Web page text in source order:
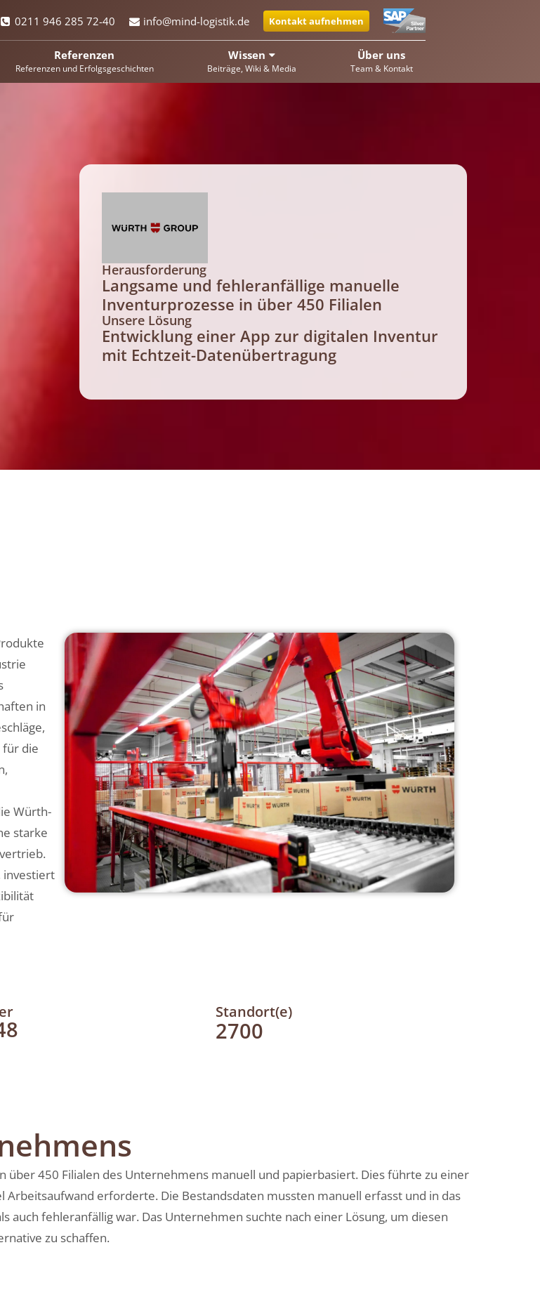
0211 946 285 72-40 info@mind-logistik.de Kontakt aufnehmen
Referenzen
Referenzen und Erfolgsgeschichten
Wissen
Beiträge, Wiki & Media
Über uns
Team & Kontakt
Herausforderung
Langsame und fehleranfällige manuelle
Inventurprozesse in über 450 Filialen
Unsere Lösung
Entwicklung einer App zur digitalen Inventur
mit Echtzeit-Datenübertragung
in
für die
Würth-
starke
investiert
Standort(e)
2700
450 Filialen des Unternehmens manuell und papierbasiert. Dies führte zu einer
erforderte. Die Bestandsdaten mussten manuell erfasst und in das
fehleranfällig war. Das Unternehmen suchte nach einer Lösung, um diesen
zu schaffen.